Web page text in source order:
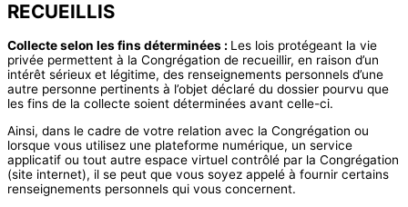
RECUEILLIS
Collecte selon les fins déterminées : Les lois protégeant la vie
privée permettent à la Congrégation de recueillir, en raison d’un
intérêt sérieux et légitime, des renseignements personnels d’une
autre personne pertinents à l’objet déclaré du dossier pourvu que
les fins de la collecte soient déterminées avant celle-ci.
Ainsi, dans le cadre de votre relation avec la Congrégation ou
lorsque vous utilisez une plateforme numérique, un service
applicatif ou tout autre espace virtuel contrôlé par la Congrégation
(site internet), il se peut que vous soyez appelé à fournir certains
renseignements personnels qui vous concernent.